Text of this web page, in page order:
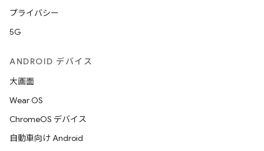
プライバシー
5G
ANDROID デバイス
大画面
Wear OS
ChromeOS デバイス
自動車向け Android